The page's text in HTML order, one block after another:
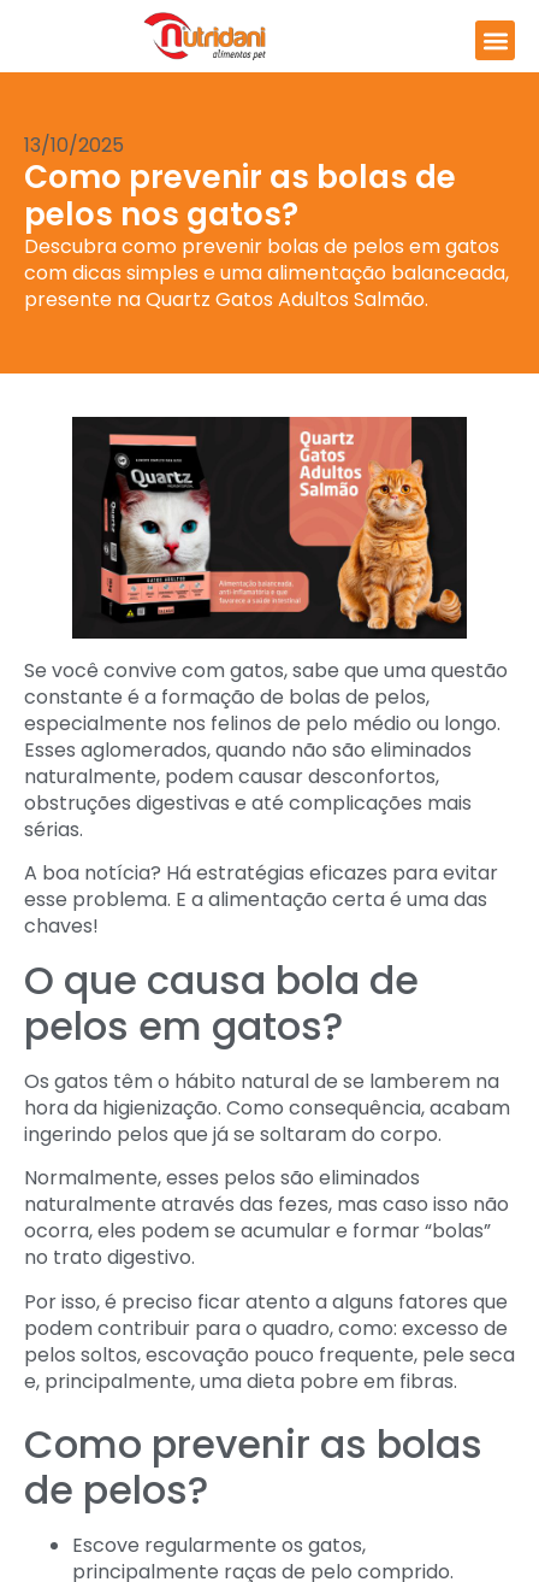
13/10/2025
Como prevenir as bolas de
pelos nos gatos?
Descubra como prevenir bolas de pelos em gatos
com dicas simples e uma alimentação balanceada,
presente na Quartz Gatos Adultos Salmão.
Se você convive com gatos, sabe que uma questão
constante é a formação de bolas de pelos,
especialmente nos felinos de pelo médio ou longo.
Esses aglomerados, quando não são eliminados
naturalmente, podem causar desconfortos,
obstruções digestivas e até complicações mais
sérias.
A boa notícia? Há estratégias eficazes para evitar
esse problema. E a alimentação certa é uma das
chaves!
O que causa bola de
pelos em gatos?
Os gatos têm o hábito natural de se lamberem na
hora da higienização. Como consequência, acabam
ingerindo pelos que já se soltaram do corpo.
Normalmente, esses pelos são eliminados
naturalmente através das fezes, mas caso isso não
ocorra, eles podem se acumular e formar “bolas”
no trato digestivo.
Por isso, é preciso ficar atento a alguns fatores que
podem contribuir para o quadro, como: excesso de
pelos soltos, escovação pouco frequente, pele seca
e, principalmente, uma dieta pobre em fibras.
Como prevenir as bolas
de pelos?
Escove regularmente os gatos,
principalmente raças de pelo comprido.